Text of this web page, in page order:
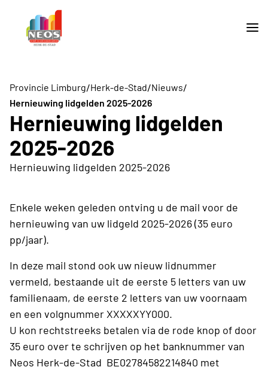
Provincie Limburg/Herk-de-Stad/Nieuws/
Hernieuwing lidgelden 2025-2026
Hernieuwing lidgelden
2025-2026
Hernieuwing lidgelden 2025-2026
Enkele weken geleden ontving u de mail voor de
hernieuwing van uw lidgeld 2025-2026 (35 euro
pp/jaar).
In deze mail stond ook uw nieuw lidnummer
vermeld, bestaande uit de eerste 5 letters van uw
familienaam, de eerste 2 letters van uw voornaam
en een volgnummer XXXXXYY000.
U kon rechtstreeks betalen via de rode knop of door
35 euro over te schrijven op het banknummer van
Neos Herk-de-Stad BE02784582214840 met